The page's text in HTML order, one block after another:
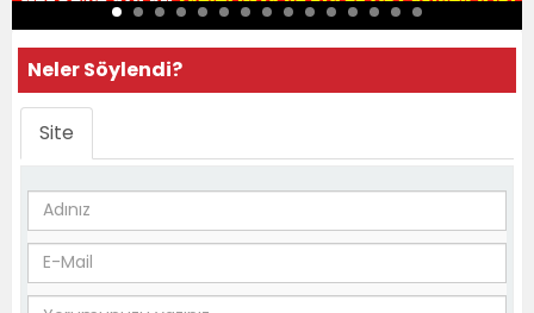
Neler Söylendi?
Site